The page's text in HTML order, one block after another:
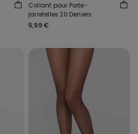
Collant pour Porte-
jarretelles 20 Deniers
5,99 €